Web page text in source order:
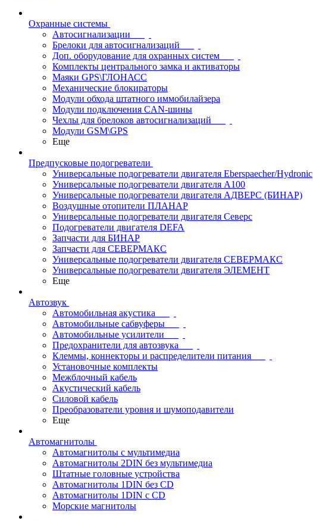
Охранные системы
Автосигнализации
Брелоки для автосигнализаций
Доп. оборудование для охранных систем
Комплекты центрального замка и активаторы
Маяки GPS\ГЛОНАСС
Механические блокираторы
Модули обхода штатного иммобилайзера
Модули подключения CAN-шины
Чехлы для брелоков автосигнализаций
Модули GSM\GPS
Еще
Предпусковые подогреватели
Универсальные подогреватели двигателя Eberspaecher/Hydronic
Универсальные подогреватели двигателя A100
Универсальные подогреватели двигателя АДВЕРС (БИНАР)
Воздушные отопители ПЛАНАР
Универсальные подогреватели двигателя Северс
Подогреватели двигателя DEFA
Запчасти для БИНАР
Запчасти для СЕВЕРМАКС
Универсальные подогреватели двигателя СЕВЕРМАКС
Универсальные подогреватели двигателя ЭЛЕМЕНТ
Еще
Автозвук
Автомобильная акустика
Автомобильные сабвуферы
Автомобильные усилители
Предохранители для автозвука
Клеммы, коннекторы и распределители питания
Установочные комплекты
Межблочный кабель
Акустический кабель
Силовой кабель
Преобразователи уровня и шумоподавители
Еще
Автомагнитолы
Автомагнитолы с мультимедиа
Автомагнитолы 2DIN без мультимедиа
Штатные головные устройства
Автомагнитолы 1DIN без CD
Автомагнитолы 1DIN с CD
Морские магнитолы